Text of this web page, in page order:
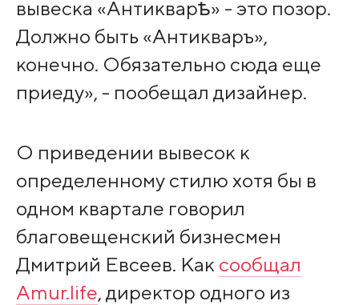
вывеска «Антикварѣ» - это позор.
Должно быть «Антикваръ»,
конечно. Обязательно сюда еще
приеду», - пообещал дизайнер.
О приведении вывесок к
определенному стилю хотя бы в
одном квартале говорил
благовещенский бизнесмен
Дмитрий Евсеев. Как сообщал
Amur.life, директор одного из